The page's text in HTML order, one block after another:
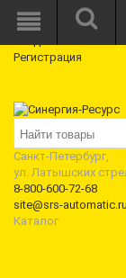
Режим работы:
Регистрация
Санкт-Петербург,
ул. Латышских
8-800-600-72-68
site@srs-automatic.ru
Каталог